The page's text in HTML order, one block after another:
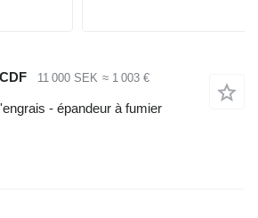
11 000 SEK ≈ 1 003 €
- épandeur à fumier